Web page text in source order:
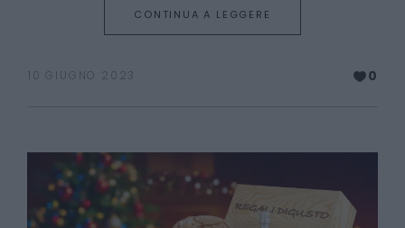
CONTINUA A LEGGERE
10 GIUGNO 2023 0